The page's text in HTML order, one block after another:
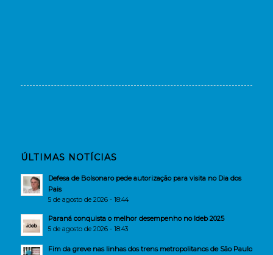
ÚLTIMAS NOTÍCIAS
Defesa de Bolsonaro pede autorização para visita no Dia dos
Pais
5 de agosto de 2026 - 18:44
Paraná conquista o melhor desempenho no Ideb 2025
5 de agosto de 2026 - 18:43
Fim da greve nas linhas dos trens metropolitanos de São Paulo